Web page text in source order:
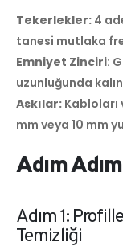
Tekerlekler: 4
tanesi mutlaka
Emniyet Zinciri:
uzunluğunda
Askılar:
mm veya 10 mm
Adım
Adım 1:
Temizliği